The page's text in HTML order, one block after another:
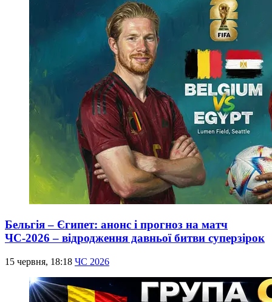
Бельгія – Єгипет: анонс і прогноз на матч
ЧС-2026 – відродження давньої битви суперзірок
15 червня, 18:18 ЧС 2026